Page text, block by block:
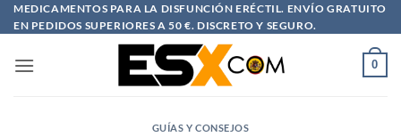
Saltar
al
MEDICAMENTOS PARA LA DISFUNCIÓN ERÉCTIL. ENVÍO GRATUITO
EN PEDIDOS SUPERIORES A 50 €. DISCRETO Y SEGURO.
0
GUÍAS Y CONSEJOS